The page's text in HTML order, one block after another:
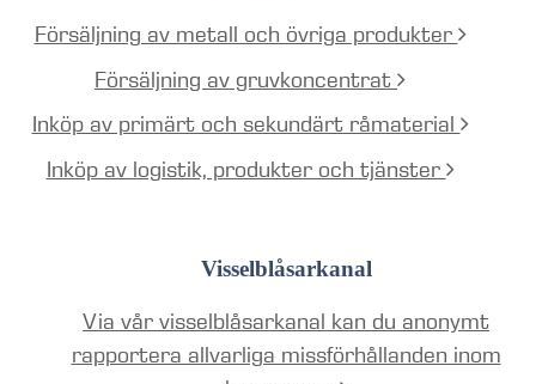
Försäljning av metall och övriga produkter
Försäljning av gruvkoncentrat
Inköp av primärt och sekundärt råmaterial
Inköp av logistik, produkter och tjänster
Visselblåsarkanal
Via vår visselblåsarkanal kan du anonymt
rapportera allvarliga missförhållanden inom